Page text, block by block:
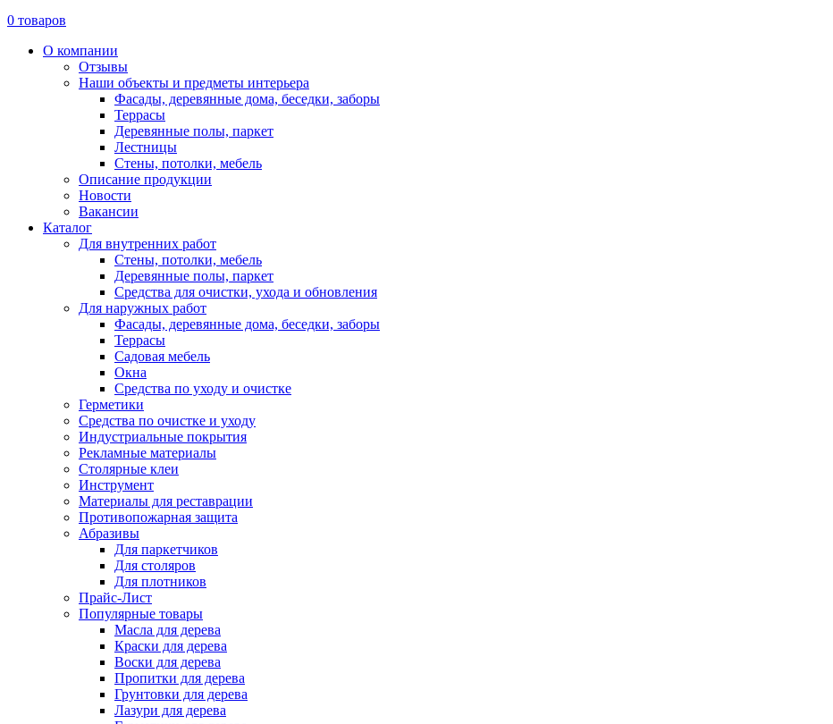
0 товаров
О компании
Отзывы
Наши объекты и предметы интерьера
Фасады, деревянные дома, беседки, заборы
Террасы
Деревянные полы, паркет
Лестницы
Стены, потолки, мебель
Описание продукции
Новости
Вакансии
Каталог
Для внутренних работ
Стены, потолки, мебель
Деревянные полы, паркет
Средства для очистки, ухода и обновления
Для наружных работ
Фасады, деревянные дома, беседки, заборы
Террасы
Садовая мебель
Окна
Средства по уходу и очистке
Герметики
Средства по очистке и уходу
Индустриальные покрытия
Рекламные материалы
Столярные клеи
Инструмент
Материалы для реставрации
Противопожарная защита
Абразивы
Для паркетчиков
Для столяров
Для плотников
Прайс-Лист
Популярные товары
Масла для дерева
Краски для дерева
Воски для дерева
Пропитки для дерева
Грунтовки для дерева
Лазури для дерева